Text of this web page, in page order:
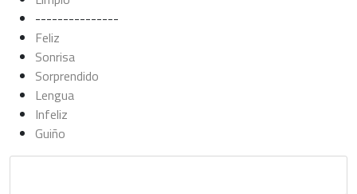
---------------
Feliz
Sonrisa
Sorprendido
Lengua
Infeliz
Guiño